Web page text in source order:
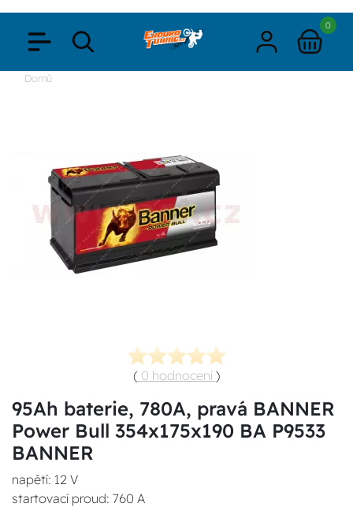
0
Domů
( 0 hodnocení )
95Ah baterie, 780A, pravá BANNER
Power Bull 354x175x190 BA P9533
BANNER
napětí: 12 V
startovací proud: 760 A